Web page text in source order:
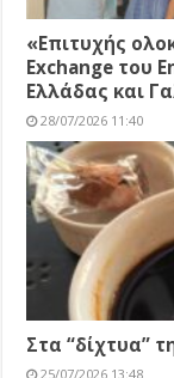
«Επιτυχής
Exchange του
Ελλάδας και
28/07/2026 11:40
Στα “δίχτυα”
25/07/2026 13:48